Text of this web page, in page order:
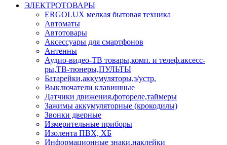
ЭЛЕКТРОТОВАРЫ
ERGOLUX мелкая бытовая техника
Автоматы
Автотовары
Аксессуары для смартфонов
Антенны
Аудио-видео-ТВ товары,комп. и телеф.аксесс-
ры,ТВ-тюнеры,ПУЛЬТЫ
Батарейки,аккумуляторы,з/устр.
Выключатели клавишные
Датчики движения,фотореле,таймеры
Зажимы аккумуляторные (крокодилы)
Звонки дверные
Измерительные приборы
Изолента ПВХ, ХБ
Информационные знаки,наклейки